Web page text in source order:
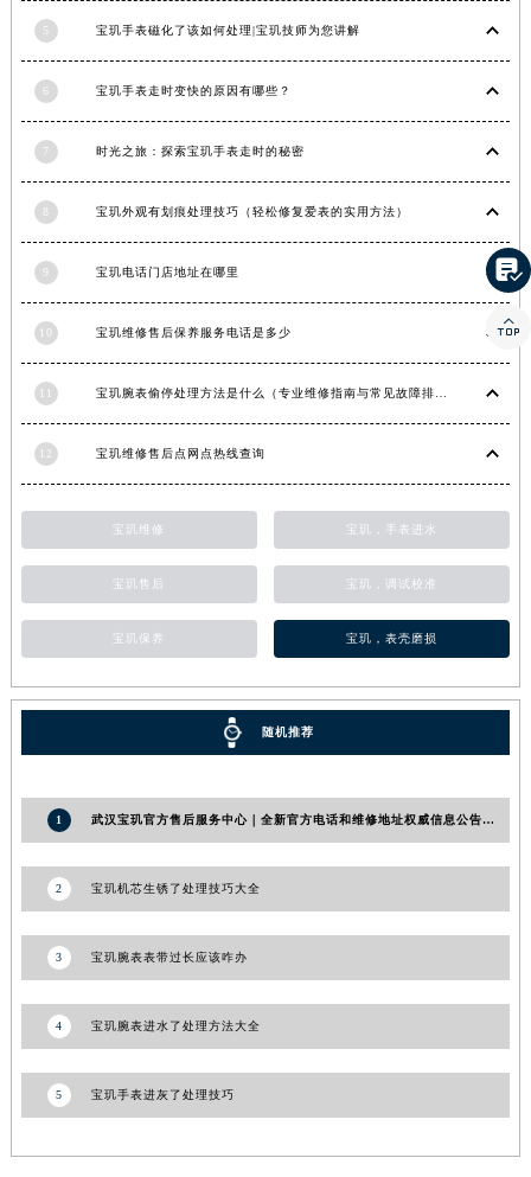
河南省周口市川汇区七一路宝玑售后服务中心（需提前预约）
湖北省鄂州市鄂城区文星大道宝玑售后服务中心（需提前预约）
湖北省黄冈市黄州区赤壁大道宝玑售后服务中心（需提前预约）
湖北省黄石市黄石港区武汉路宝玑售后服务中心（需提前预约）
湖北省孝感市孝南区复兴大道宝玑售后服务中心（需提前预约）
湖北省宜昌市西陵区夷陵大道与港窑路宝玑售后服务中心（需提前预约）
湖南省常德市武陵区人民路宝玑售后服务中心（需提前预约）
湖南省郴州市北湖区国庆北路宝玑售后服务中心（需提前预约）
湖南省衡阳市雁峰区解放路宝玑售后服务中心（需提前预约）
湖南省娄底市娄星区长青街宝玑售后服务中心（需提前预约）
湖南省湘潭市雨湖区莲城大道宝玑售后服务中心（需提前预约）
湖南省益阳市赫山区桃花仑路宝玑售后服务中心（需提前预约）
湖南省岳阳市岳阳楼区东茅岭路宝玑售后服务中心（需提前预约）
湖南省株洲市芦淞区建设南路宝玑售后服务中心（需提前预约）
甘肃省定西市安定区解放路宝玑售后服务中心（需提前预约）
甘肃省合作市人民街宝玑售后服务中心（需提前预约）
5 宝玑手表磁化了该如何处理|宝玑技师为您讲解
6 宝玑手表走时变快的原因有哪些？
7 时光之旅：探索宝玑手表走时的秘密
8 宝玑外观有划痕处理技巧（轻松修复爱表的实用方法）
9 宝玑电话门店地址在哪里
10 宝玑维修售后保养服务电话是多少
11
12 宝玑维修售后点网点热线查询
宝玑维修 宝玑，手表进水
宝玑售后 宝玑，调试校准
宝玑保养 宝玑，表壳磨损
随机推荐
1 武汉宝玑官方售后服务中心｜全新官方电话和维修地址权威信息公告（2026年7月最新）
2 宝玑机芯生锈了处理技巧大全
3 宝玑腕表表带过长应该咋办
4 宝玑腕表进水了处理方法大全
5 宝玑手表进灰了处理技巧

